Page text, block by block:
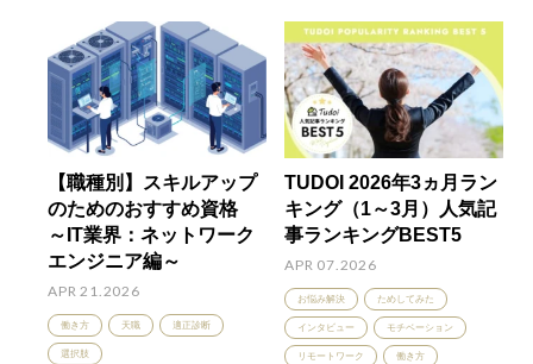
【職種別】スキルアップ
のためのおすすめ資格
～IT業界：ネットワーク
エンジニア編～
APR 21.2026
働き方 天職 適正診断
選択肢
TUDOI 2026年3ヵ月ラン
キング（1～3月）人気記
事ランキングBEST5
APR 07.2026
お悩み解決 ためしてみた
インタビュー モチベーション
リモートワーク 働き方